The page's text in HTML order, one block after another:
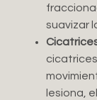
suavizar
lesiona,